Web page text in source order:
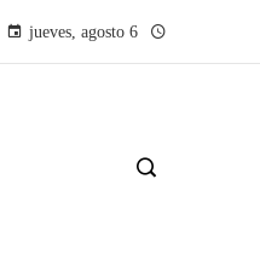
jueves, agosto 6